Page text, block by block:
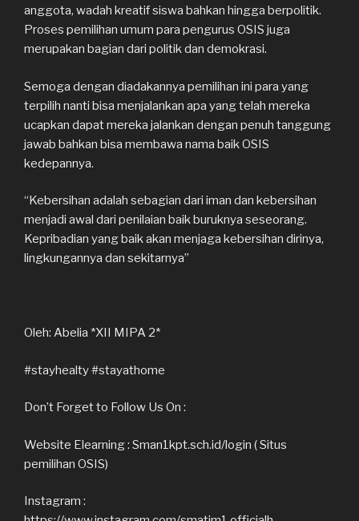
anggota, wadah kreatif siswa bahkan hingga berpolitik.
Proses pemilihan umum para pengurus OSIS juga
merupakan bagian dari politik dan demokrasi.
Semoga dengan diadakannya pemilihan ini para yang
terpilih nanti bisa menjalankan apa yang telah mereka
ucapkan dapat mereka jalankan dengan penuh tanggung
jawab bahkan bisa membawa nama baik OSIS
kedepannya.
“Kebersihan adalah sebagian dari iman dan kebersihan
menjadi awal dari penilaian baik buruknya seseorang.
Kepribadian yang baik akan menjaga kebersihan dirinya,
lingkungannya dan sekitarnya”
Oleh: Abelia *XII MIPA 2*
#stayhealty #stayathome
Don’t Forget to Follow Us On :
Website Elearning : Sman1kpt.sch.id/login ( Situs
pemilihan OSIS)
Instagram :